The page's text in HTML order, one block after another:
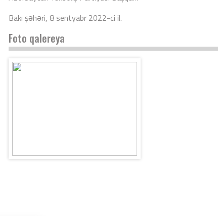
Bakı şəhəri, 8 sentyabr 2022-ci il.
Foto qalereya